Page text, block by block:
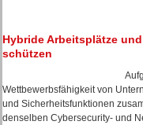
Hybride Arbeitsplätze
schützen
Wettbewerbsfähigkeit von
und Sicherheitsfunktionen
denselben Cybersecurity- und